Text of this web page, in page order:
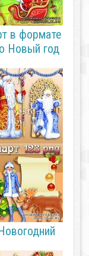
в формате
Новый год